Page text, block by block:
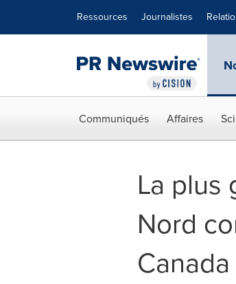
Ressources Journalistes
Communiqués Affaires
La plus
Nord
Canada